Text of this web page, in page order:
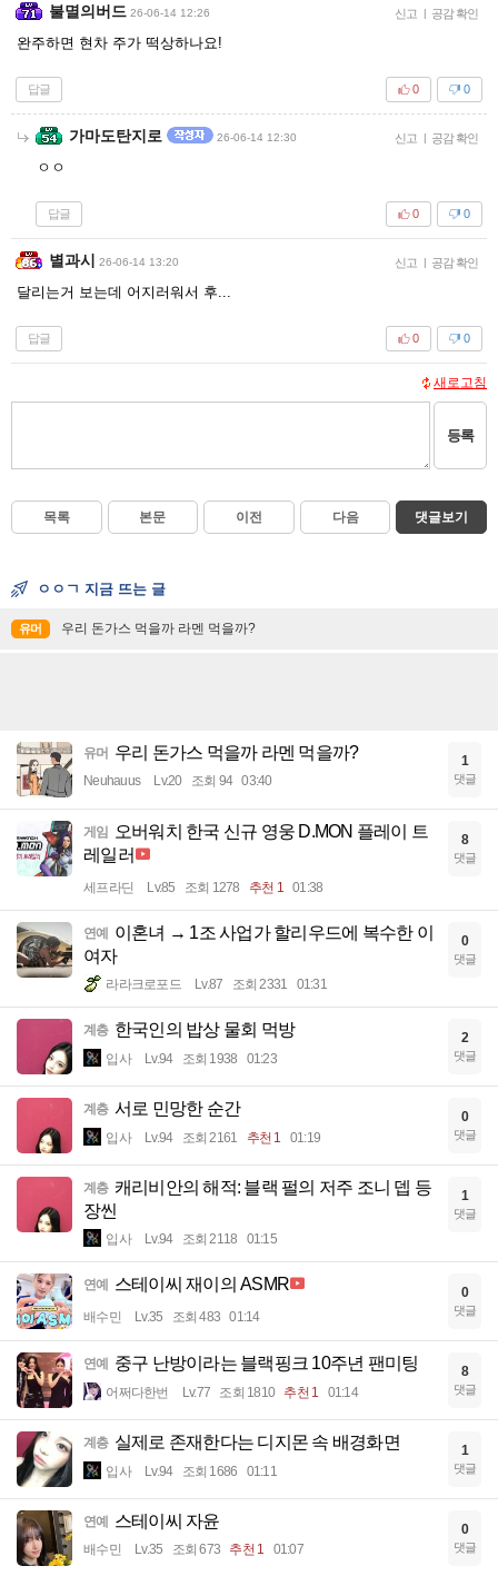
불멸의버드 26-06-14 12:26 신고 | 공감 확인
완주하면 현차 주가 떡상하나요!
답글 0
0
가마도탄지로 26-06-14 12:30 신고 | 공감 확인
ㅇㅇ
답글 0
0
별과시 26-06-14 13:20 신고 | 공감 확인
달리는거 보는데 어지러워서 후...
답글 0
0
새로고침
등록
목록 본문 이전 다음 댓글보기
ㅇㅇㄱ 지금 뜨는 글
유머 우리 돈가스 먹을까 라멘 먹을까?
유머 우리 돈가스 먹을까 라멘 먹을까?
Neuhauus Lv.20 조회 94 03:40
1
댓글
게임 오버워치 한국 신규 영웅 D.MON 플레이 트
레일러
세프라딘 Lv.85 조회 1278 추천 1 01:38
8
댓글
연예 이혼녀 → 1조 사업가 할리우드에 복수한 이
여자
라라크로포드 Lv.87 조회 2331 01:31
0
댓글
계층 한국인의 밥상 물회 먹방
입사 Lv.94 조회 1938 01:23
2
댓글
계층 서로 민망한 순간
입사 Lv.94 조회 2161 추천 1 01:19
0
댓글
계층 캐리비안의 해적: 블랙 펄의 저주 조니 뎁 등
장씬
입사 Lv.94 조회 2118 01:15
1
댓글
연예 스테이씨 재이의 ASMR
배수민 Lv.35 조회 483 01:14
0
댓글
연예 중구 난방이라는 블랙핑크 10주년 팬미팅
어쩌다한번 Lv.77 조회 1810 추천 1 01:14
8
댓글
계층 실제로 존재한다는 디지몬 속 배경화면
입사 Lv.94 조회 1686 01:11
1
댓글
연예 스테이씨 자윤
배수민 Lv.35 조회 673 추천 1 01:07
0
댓글